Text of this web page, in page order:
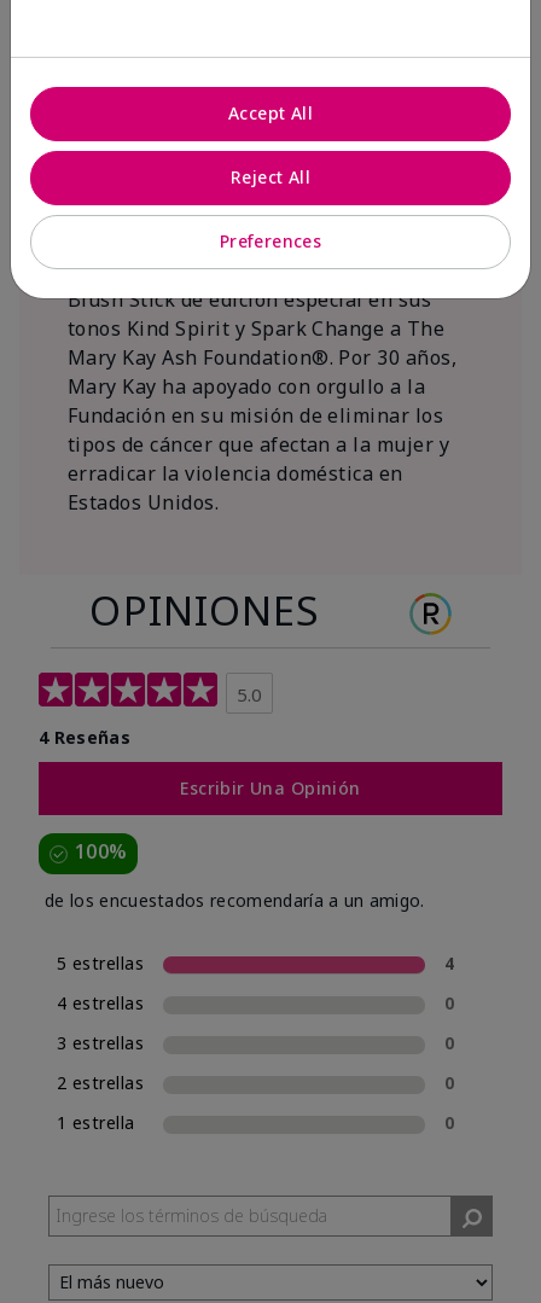
Juntas hacemos la diferencia.
Únete al programa global El rosa cambia
vidas® de Mary Kay y ayuda a cambiar la
vida de mujeres y sus familias en todo el
mundo. En Estados Unidos, del 26 de abril
al 15 de noviembre de 2026, Mary Kay Inc.
donará $1 de cada venta del Mary Kay®
Blush Stick de edición especial en sus
tonos Kind Spirit y Spark Change a The
Mary Kay Ash Foundation®. Por 30 años,
Mary Kay ha apoyado con orgullo a la
Fundación en su misión de eliminar los
tipos de cáncer que afectan a la mujer y
erradicar la violencia doméstica en
Estados Unidos.
OPINIONES
5.0
4 Reseñas
Escribir Una Opinión
100%
de los encuestados recomendaría a un amigo.
5 estrellas
4
4 estrellas
0
3 estrellas
0
2 estrellas
0
1 estrella
0
Preferences
Reject All
Accept All